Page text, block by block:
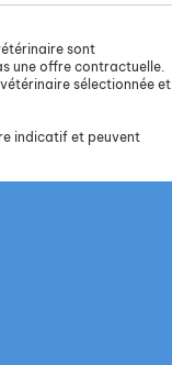
sont
une offre contractuelle.
sélectionnée et
indicatif et peuvent